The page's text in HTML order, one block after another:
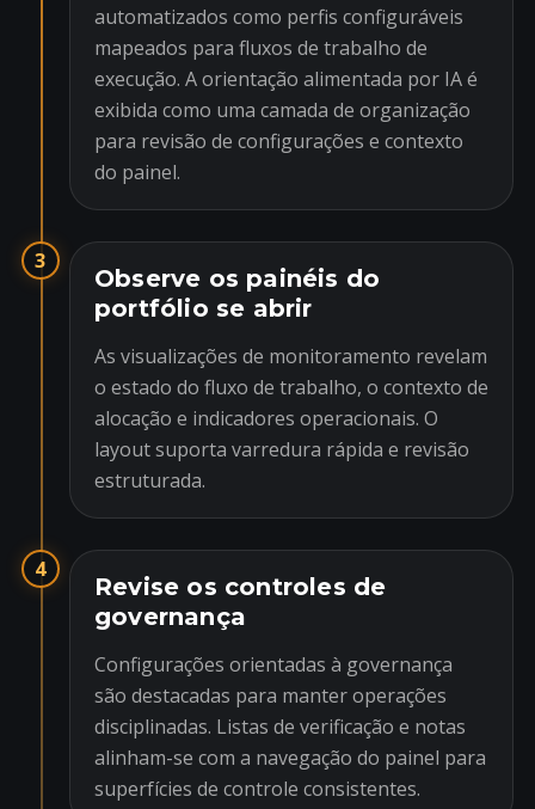
automatizados como perfis configuráveis
mapeados para fluxos de trabalho de
execução. A orientação alimentada por IA é
exibida como uma camada de organização
para revisão de configurações e contexto
do painel.
3
Observe os painéis do
portfólio se abrir
As visualizações de monitoramento revelam
o estado do fluxo de trabalho, o contexto de
alocação e indicadores operacionais. O
layout suporta varredura rápida e revisão
estruturada.
4
Revise os controles de
governança
Configurações orientadas à governança
são destacadas para manter operações
disciplinadas. Listas de verificação e notas
alinham-se com a navegação do painel para
superfícies de controle consistentes.